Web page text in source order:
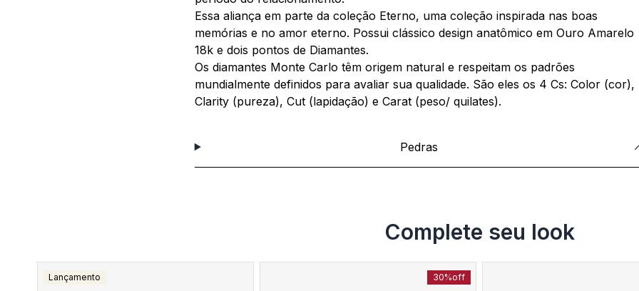
Essa aliança em parte da coleção Eterno, uma coleção inspirada nas boas
memórias e no amor eterno. Possui clássico design anatômico em Ouro Amarelo
18k e dois pontos de Diamantes.
Os diamantes Monte Carlo têm origem natural e respeitam os padrões
mundialmente definidos para avaliar sua qualidade. São eles os 4 Cs: Color (cor),
Clarity (pureza), Cut (lapidação) e Carat (peso/ quilates).
Pedras
Complete seu look
Lançamento 30%off